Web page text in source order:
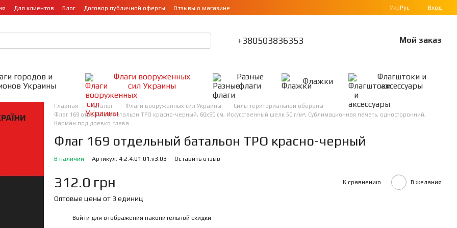
Для клиентов Блог Договор публичной оферты Отзывы о магазине УкрРус Вход
+380503836353 Мой заказ
городов и
Украины
Флаги вооруженных
сил Украины
Разные
флаги
Флажки
Флагштоки и
аксессуары
Главная Каталог Флаги вооруженных сил Украины
Силы териториальной обороны
Флаг 169 отдельный батальон ТРО красно-черный, 60х90 см, Искусственный шелк 50 г/м², Сублимационная печать, односторонний,
Карман под древко слева
Флаг 169 отдельный батальон ТРО красно-черный
В наличии Артикул: 4.2.4.01.01.v3.03 Оставить отзыв
312.0 грн К сравнению В желания
Оптовые цены от 3 единиц
Войти для отображения накопительной скидки